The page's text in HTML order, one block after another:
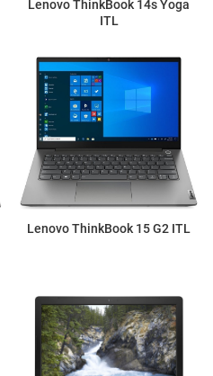
Lenovo ThinkBook 14s Yoga
ITL
Lenovo ThinkBook 15 G2 ITL